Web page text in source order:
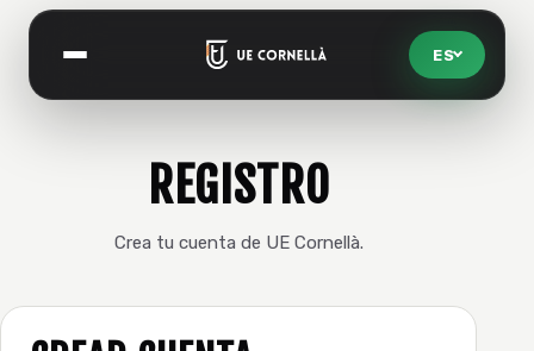
ES
REGISTRO
Crea tu cuenta de UE Cornellà.